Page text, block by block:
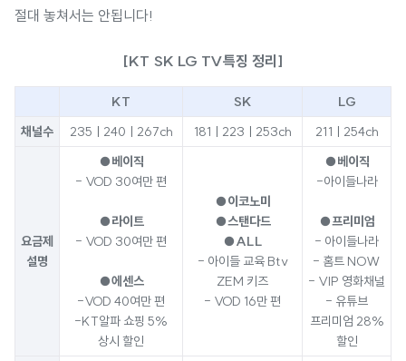
절대 놓쳐서는 안됩니다!
[KT SK LG TV특징 정리]
KT SK
LG
채널수
235ㅣ240ㅣ267ch 181ㅣ223ㅣ253ch 211ㅣ254ch
요금제
설명
●베이직
- VOD 30여만 편
●라이트
- VOD 30여만 편
●에센스
-VOD 40여만 편
-KT알파 쇼핑 5%
상시 할인
●이코노미
●스탠다드
●ALL
- 아이들 교육 Btv
ZEM 키즈
- VOD 16만 편
●베이직
-아이들나라
●프리미엄
- 아이들나라
- 홈트 NOW
- VIP 영화채널
- 유튜브
프리미엄 28%
할인